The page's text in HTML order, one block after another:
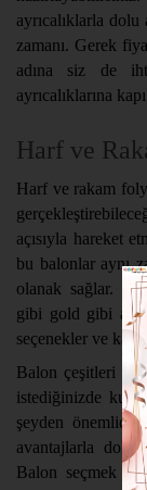
ayrıcalıklarla
zamanı. Gerek
adına siz de
ayrıcalıklarına
Harf ve
Harf ve rakam
açısıyla hareket
bu balonlar aynı
olanak sağlar.
gibi gold gibi
seçenekler ve
Balon çeşitleri
istediğinizde
şeyden
avantajlarla dolu
Balon seçmek